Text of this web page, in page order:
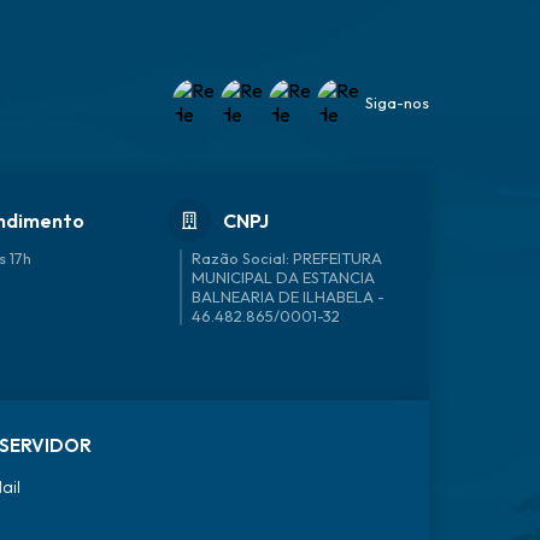
17h
CNPJ
46.482.865/0001-32
Siga-nos
SERVIDOR